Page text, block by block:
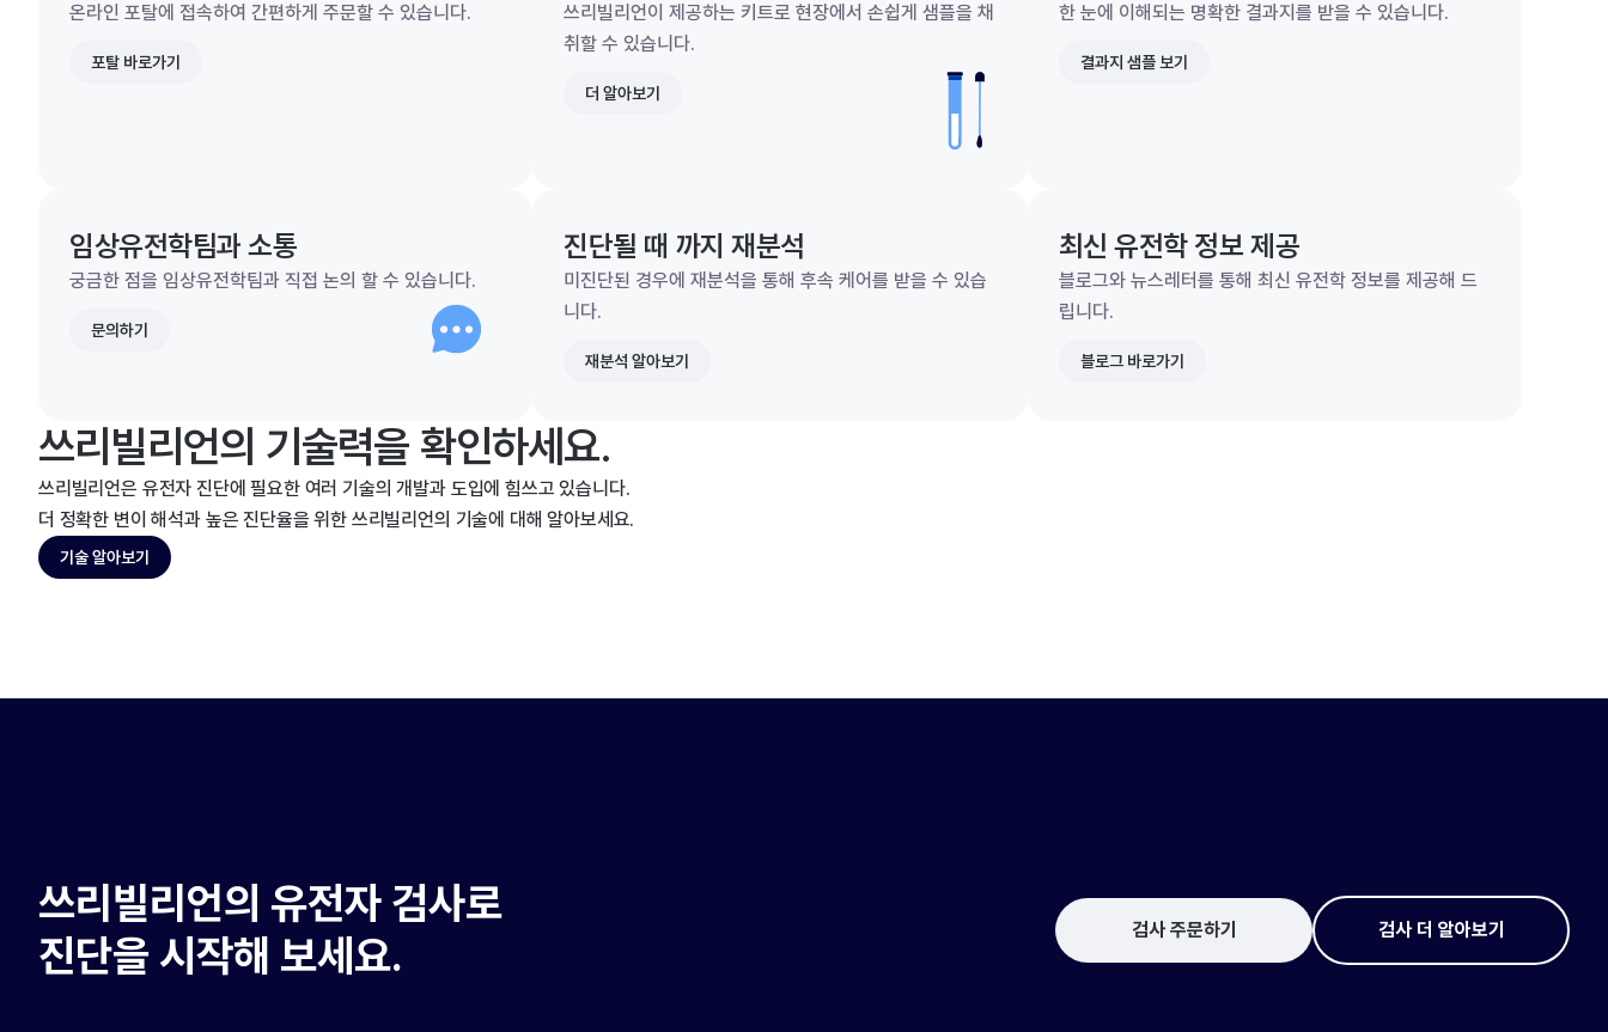
온라인 포탈에 접속하여 간편하게 주문할 수 있습니다.
포탈 바로가기
쓰리빌리언이 제공하는 키트로 현장에서 손쉽게 샘플을 채
취할 수 있습니다.
더 알아보기
한 눈에 이해되는 명확한 결과지를 받을 수 있습니다.
결과지 샘플 보기
임상유전학팀과 소통
궁금한 점을 임상유전학팀과 직접 논의 할 수 있습니다.
문의하기
진단될 때 까지 재분석
미진단된 경우에 재분석을 통해 후속 케어를 받을 수 있습
니다.
재분석 알아보기
최신 유전학 정보 제공
블로그와 뉴스레터를 통해 최신 유전학 정보를 제공해 드
립니다.
블로그 바로가기
쓰리빌리언의 기술력을 확인하세요.
쓰리빌리언은 유전자 진단에 필요한 여러 기술의 개발과 도입에 힘쓰고 있습니다.
더 정확한 변이 해석과 높은 진단율을 위한 쓰리빌리언의 기술에 대해 알아보세요.
기술 알아보기
쓰리빌리언의 유전자 검사로
진단을 시작해 보세요.
검사 주문하기 검사 더 알아보기